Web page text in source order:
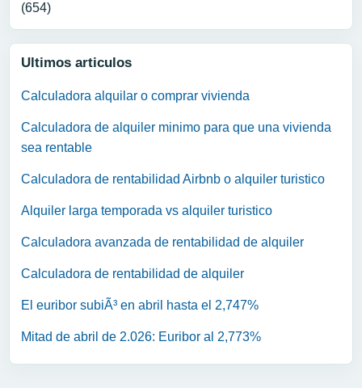
(654)
Ultimos articulos
Calculadora alquilar o comprar vivienda
Calculadora de alquiler minimo para que una vivienda
sea rentable
Calculadora de rentabilidad Airbnb o alquiler turistico
Alquiler larga temporada vs alquiler turistico
Calculadora avanzada de rentabilidad de alquiler
Calculadora de rentabilidad de alquiler
El euribor subiÃ³ en abril hasta el 2,747%
Mitad de abril de 2.026: Euribor al 2,773%